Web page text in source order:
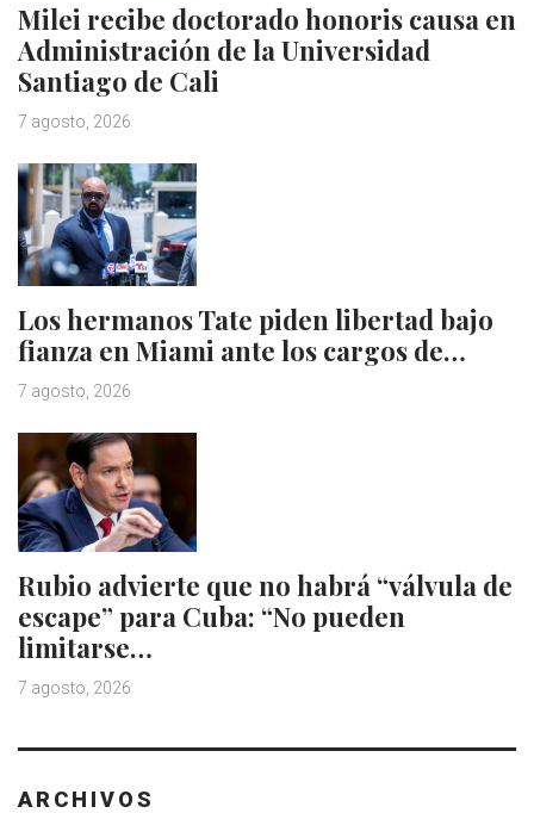
Milei recibe doctorado honoris causa en
Administración de la Universidad
Santiago de Cali
7 agosto, 2026
Los hermanos Tate piden libertad bajo
fianza en Miami ante los cargos de…
7 agosto, 2026
Rubio advierte que no habrá “válvula de
escape” para Cuba: “No pueden
limitarse…
7 agosto, 2026
ARCHIVOS